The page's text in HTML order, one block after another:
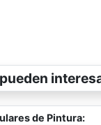
de Pintura: